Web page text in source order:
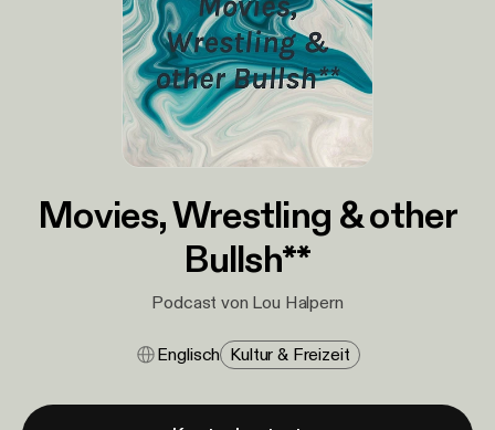
Movies, Wrestling & other
Bullsh**
Podcast von Lou Halpern
Englisch Kultur & Freizeit